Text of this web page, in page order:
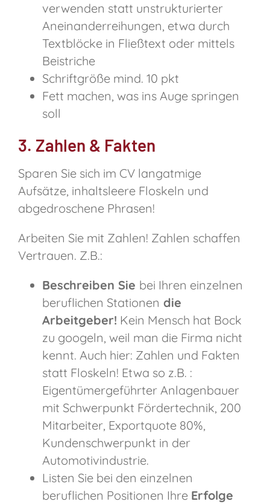
verwenden statt unstrukturierter
Aneinanderreihungen, etwa durch
Textblöcke in Fließtext oder mittels
Beistriche
Schriftgröße mind. 10 pkt
Fett machen, was ins Auge springen
soll
3. Zahlen & Fakten
Sparen Sie sich im CV langatmige
Aufsätze, inhaltsleere Floskeln und
abgedroschene Phrasen!
Arbeiten Sie mit Zahlen! Zahlen schaffen
Vertrauen. Z.B.:
Beschreiben Sie bei Ihren einzelnen
beruflichen Stationen die
Arbeitgeber! Kein Mensch hat Bock
zu googeln, weil man die Firma nicht
kennt. Auch hier: Zahlen und Fakten
statt Floskeln! Etwa so z.B. :
Eigentümergeführter Anlagenbauer
mit Schwerpunkt Fördertechnik, 200
Mitarbeiter, Exportquote 80%,
Kundenschwerpunkt in der
Automotivindustrie.
Listen Sie bei den einzelnen
beruflichen Positionen Ihre Erfolge